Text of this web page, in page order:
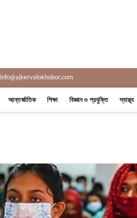
info@ajkervalokhobor.com
আন্তর্জাতিক শিক্ষা বিজ্ঞান ও প্রযুক্তি স্বাস্থ্য